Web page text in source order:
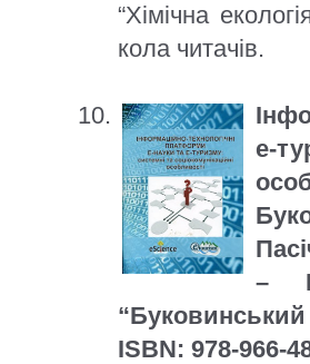
“Хімічна
кола читачів.
е-
–
“Буковинський
ISBN: 978-966-